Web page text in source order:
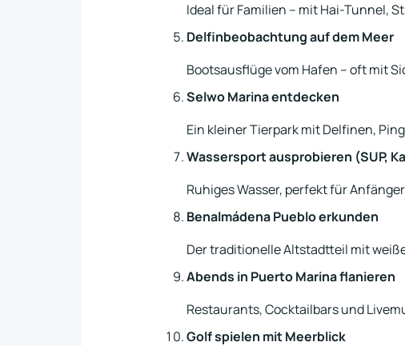
Ideal für Familien – mit Hai-Tunnel,
Delfinbeobachtung auf dem Meer
Bootsausflüge vom Hafen – oft mit
Selwo Marina entdecken
Ein kleiner Tierpark mit Delfinen,
Wassersport ausprobieren (SUP,
Ruhiges Wasser, perfekt für
Benalmádena Pueblo erkunden
Der traditionelle Altstadtteil mit
Abends in Puerto Marina flanieren
Restaurants, Cocktailbars und
Golf spielen mit Meerblick